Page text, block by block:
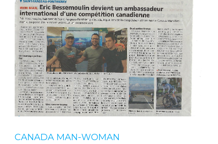
CANADA MAN-WOMAN